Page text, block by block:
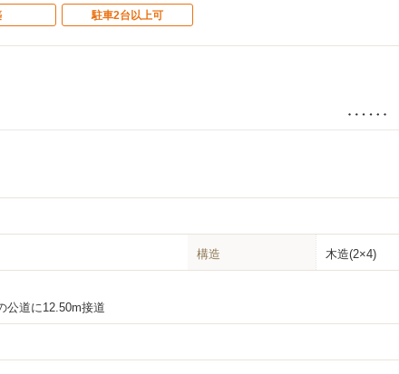
駐車2台以上可
構造 木造(2×4)
公道に12.50m接道